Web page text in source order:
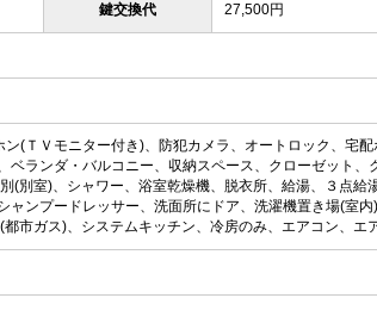
鍵交換代 27,500円
ン(ＴＶモニター付き)、防犯カメラ、オートロック、宅
ベランダ・バルコニー、収納スペース、クローゼット、
(別室)、シャワー、浴室乾燥機、脱衣所、給湯、３点給
ャンプードレッサー、洗面所にドア、洗濯機置き場(室内
市ガス)、システムキッチン、冷房のみ、エアコン、エ